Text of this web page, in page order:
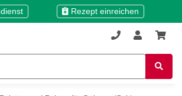
Rezept einreichen